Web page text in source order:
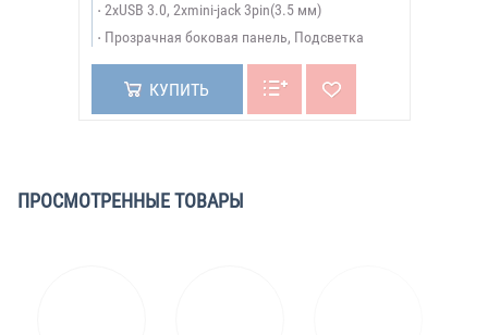
2xUSB 3.0, 2xmini-jack 3pin(3.5 мм)
Прозрачная боковая панель, Подсветка
КУПИТЬ
ПРОСМОТРЕННЫЕ ТОВАРЫ